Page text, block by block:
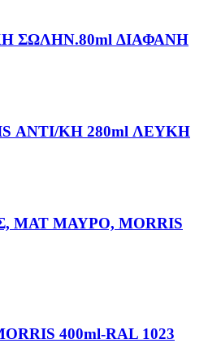
ΣΩΛΗΝ.80ml ΔΙΑΦΑΝΗ
ΑΝΤΙ/ΚΗ 280ml ΛΕΥΚΗ
ΜΑΤ ΜΑΥΡΟ, MORRIS
400ml-RAL 1023